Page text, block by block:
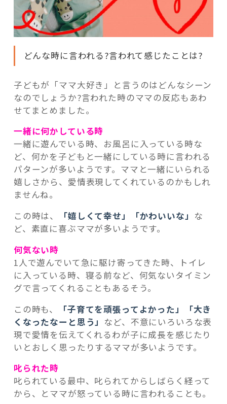
どんな時に言われる?言われて感じたことは?
子どもが「ママ大好き」と言うのはどんなシーン
なのでしょうか?言われた時のママの反応もあわ
せてまとめました。
一緒に何かしている時
一緒に遊んでいる時、お風呂に入っている時な
ど、何かを子どもと一緒にしている時に言われる
パターンが多いようです。ママと一緒にいられる
嬉しさから、愛情表現してくれているのかもしれ
ませんね。
この時は、
「嬉しくて幸せ」「かわいいな」 な
ど、素直に喜ぶママが多いようです。
何気ない時
1人で遊んでいて急に駆け寄ってきた時、トイレ
に入っている時、寝る前など、何気ないタイミン
グで言ってくれることもあるそう。
この時も、
「子育てを頑張ってよかった」「大き
くなったなーと思う」 など、不意にいろいろな表
現で愛情を伝えてくれるわが子に成長を感じたり
いとおしく思ったりするママが多いようです。
叱られた時
叱られている最中、叱られてからしばらく経って
から、とママが怒っている時に言われることも。